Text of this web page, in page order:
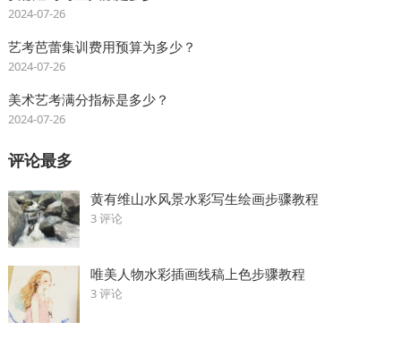
2024-07-26
艺考芭蕾集训费用预算为多少？
2024-07-26
美术艺考满分指标是多少？
2024-07-26
评论最多
黄有维山水风景水彩写生绘画步骤教程
3 评论
唯美人物水彩插画线稿上色步骤教程
3 评论